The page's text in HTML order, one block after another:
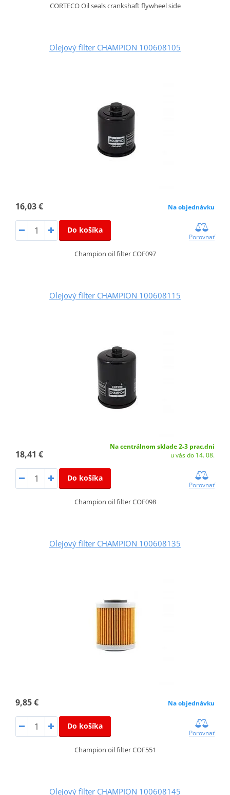
CORTECO Oil seals crankshaft flywheel side
Olejový filter CHAMPION 100608105
16,03 € Na objednávku
Do košíka
Porovnať
Champion oil filter COF097
Olejový filter CHAMPION 100608115
18,41 €
Na centrálnom sklade 2-3 prac.dni
u vás do 14. 08.
Do košíka
Porovnať
Champion oil filter COF098
Olejový filter CHAMPION 100608135
9,85 € Na objednávku
Do košíka
Porovnať
Champion oil filter COF551
Olejový filter CHAMPION 100608145